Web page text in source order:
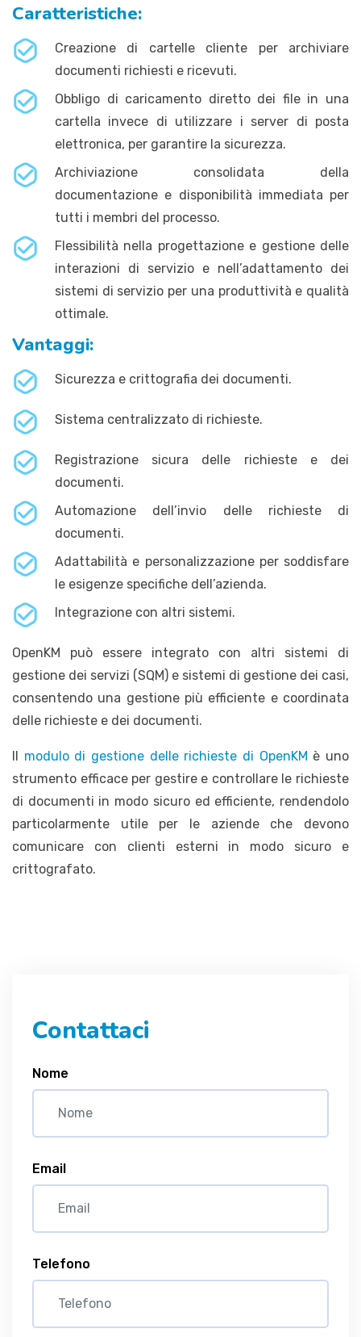
Caratteristiche:
Creazione di cartelle cliente per archiviare
documenti richiesti e ricevuti.
Obbligo di caricamento diretto dei file in una
cartella invece di utilizzare i server di posta
elettronica, per garantire la sicurezza.
Archiviazione consolidata della
documentazione e disponibilità immediata per
tutti i membri del processo.
Flessibilità nella progettazione e gestione delle
interazioni di servizio e nell’adattamento dei
sistemi di servizio per una produttività e qualità
ottimale.
Vantaggi:
Sicurezza e crittografia dei documenti.
Sistema centralizzato di richieste.
Registrazione sicura delle richieste e dei
documenti.
Automazione dell’invio delle richieste di
documenti.
Adattabilità e personalizzazione per soddisfare
le esigenze specifiche dell’azienda.
Integrazione con altri sistemi.
OpenKM può essere integrato con altri sistemi di
gestione dei servizi (SQM) e sistemi di gestione dei casi,
consentendo una gestione più efficiente e coordinata
delle richieste e dei documenti.
Il modulo di gestione delle richieste di OpenKM è uno
strumento efficace per gestire e controllare le richieste
di documenti in modo sicuro ed efficiente, rendendolo
particolarmente utile per le aziende che devono
comunicare con clienti esterni in modo sicuro e
crittografato.
Contattaci
Nome
Email
Telefono